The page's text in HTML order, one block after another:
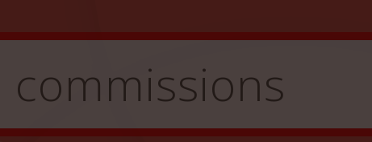
commissions